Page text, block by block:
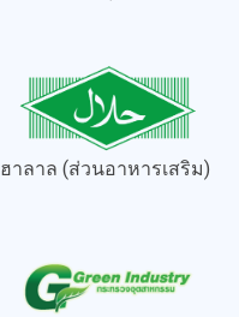
ฮาลาล (ส่วนอาหารเสริม)